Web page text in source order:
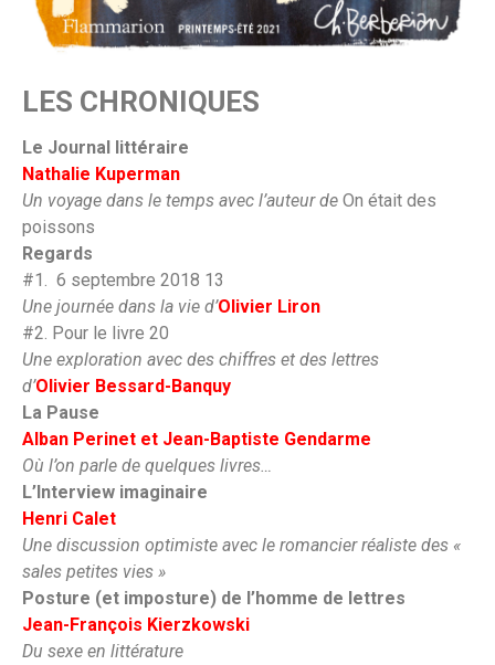
LES CHRONIQUES
Le Journal littéraire
Nathalie Kuperman
Un voyage dans le temps avec l’auteur de On était des
poissons
Regards
#1. 6 septembre 2018 13
Une journée dans la vie d’Olivier Liron
#2. Pour le livre 20
Une exploration avec des chiffres et des lettres
d’Olivier Bessard-Banquy
La Pause
Alban Perinet et Jean-Baptiste Gendarme
Où l’on parle de quelques livres…
L’Interview imaginaire
Henri Calet
Une discussion optimiste avec le romancier réaliste des «
sales petites vies »
Posture (et imposture) de l’homme de lettres
Jean-François Kierzkowski
Du sexe en littérature